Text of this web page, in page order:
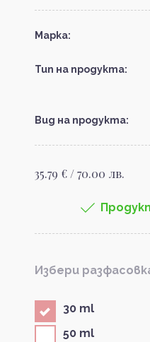
Марка:
Тип на продукта:
Вид на продукта:
35.79 € / 70.00 лв.
Избери
30 ml
50 ml